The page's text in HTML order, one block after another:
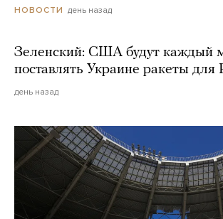
НОВОСТИ день назад
Зеленский: США будут каждый
поставлять Украине ракеты для
день назад